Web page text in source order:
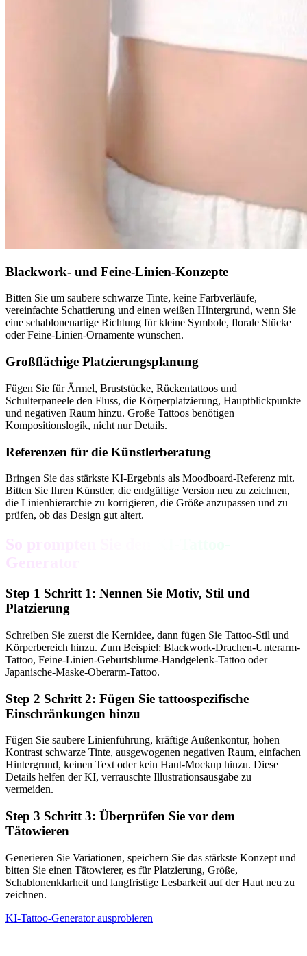
Blackwork- und Feine-Linien-Konzepte
Bitten Sie um saubere schwarze Tinte, keine Farbverläufe,
vereinfachte Schattierung und einen weißen Hintergrund, wenn Sie
eine schablonenartige Richtung für kleine Symbole, florale Stücke
oder Feine-Linien-Ornamente wünschen.
Großflächige Platzierungsplanung
Fügen Sie für Ärmel, Bruststücke, Rückentattoos und
Schulterpaneele den Fluss, die Körperplatzierung, Hauptblickpunkte
und negativen Raum hinzu. Große Tattoos benötigen
Kompositionslogik, nicht nur Details.
Referenzen für die Künstlerberatung
Bringen Sie das stärkste KI-Ergebnis als Moodboard-Referenz mit.
Bitten Sie Ihren Künstler, die endgültige Version neu zu zeichnen,
die Linienhierarchie zu korrigieren, die Größe anzupassen und zu
prüfen, ob das Design gut altert.
So prompten Sie den KI-Tattoo-
Generator
Step 1 Schritt 1: Nennen Sie Motiv, Stil und
Platzierung
Schreiben Sie zuerst die Kernidee, dann fügen Sie Tattoo-Stil und
Körperbereich hinzu. Zum Beispiel: Blackwork-Drachen-Unterarm-
Tattoo, Feine-Linien-Geburtsblume-Handgelenk-Tattoo oder
Japanische-Maske-Oberarm-Tattoo.
Step 2 Schritt 2: Fügen Sie tattoospezifische
Einschränkungen hinzu
Fügen Sie saubere Linienführung, kräftige Außenkontur, hohen
Kontrast schwarze Tinte, ausgewogenen negativen Raum, einfachen
Hintergrund, keinen Text oder kein Haut-Mockup hinzu. Diese
Details helfen der KI, verrauschte Illustrationsausgabe zu
vermeiden.
Step 3 Schritt 3: Überprüfen Sie vor dem
Tätowieren
Generieren Sie Variationen, speichern Sie das stärkste Konzept und
bitten Sie einen Tätowierer, es für Platzierung, Größe,
Schablonenklarheit und langfristige Lesbarkeit auf der Haut neu zu
zeichnen.
KI-Tattoo-Generator ausprobieren